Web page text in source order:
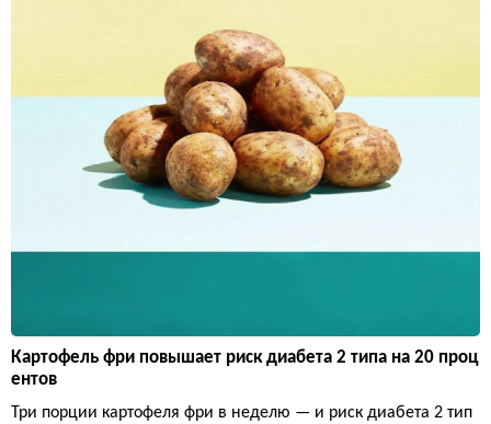
Картофель фри повышает риск диабета 2 типа на 20 проц
ентов
Три порции картофеля фри в неделю — и риск диабета 2 тип